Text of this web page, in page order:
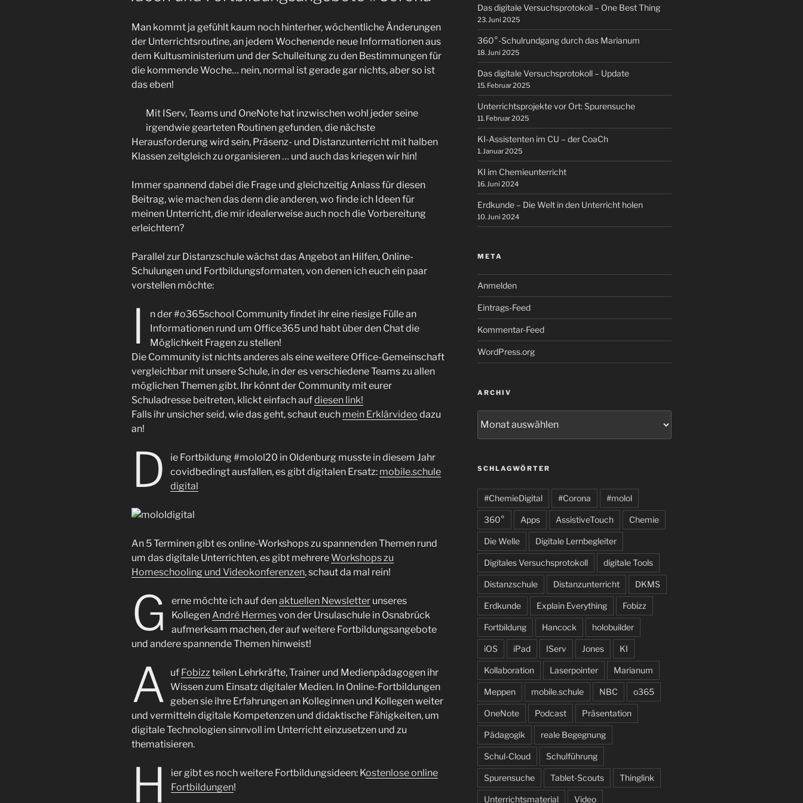
Man kommt ja gefühlt kaum noch hinterher, wöchentliche Änderungen
der Unterrichtsroutine, an jedem Wochenende neue Informationen aus
dem Kultusministerium und der Schulleitung zu den Bestimmungen für
die kommende Woche… nein, normal ist gerade gar nichts, aber so ist
das eben!
Mit IServ, Teams und OneNote hat inzwischen wohl jeder seine
irgendwie gearteten Routinen gefunden, die nächste
Herausforderung wird sein, Präsenz- und Distanzunterricht mit halben
Klassen zeitgleich zu organisieren … und auch das kriegen wir hin!
Immer spannend dabei die Frage und gleichzeitig Anlass für diesen
Beitrag, wie machen das denn die anderen, wo finde ich Ideen für
meinen Unterricht, die mir idealerweise auch noch die Vorbereitung
erleichtern?
Parallel zur Distanzschule wächst das Angebot an Hilfen, Online-
Schulungen und Fortbildungsformaten, von denen ich euch ein paar
vorstellen möchte:
I
n der #o365school Community findet ihr eine riesige Fülle an
Informationen rund um Office365 und habt über den Chat die
Möglichkeit Fragen zu stellen!
Die Community ist nichts anderes als eine weitere Office-Gemeinschaft
vergleichbar mit unsere Schule, in der es verschiedene Teams zu allen
möglichen Themen gibt. Ihr könnt der Community mit eurer
Schuladresse beitreten, klickt einfach aufdiesen link!
Falls ihr unsicher seid, wie das geht, schaut euch mein Erklärvideo dazu
an!
D
ie Fortbildung #molol20 in Oldenburg musste in diesem Jahr
covidbedingt ausfallen, es gibt digitalen Ersatz: mobile.schule
digital
An 5 Terminen gibt es online-Workshops zu spannenden Themen rund
um das digitale Unterrichten, es gibt mehrereWorkshops zu
Homeschooling und Videokonferenzen, schaut da mal rein!
G erne möchte ich auf denaktuellen Newsletter unseres
Kollegen André Hermesvon der Ursulaschule in Osnabrück
aufmerksam machen, der auf weitere Fortbildungsangebote
und andere spannende Themen hinweist!
A uf Fobizz teilen Lehrkräfte, Trainer und Medienpädagogen ihr
Wissen zum Einsatz digitaler Medien. In Online-Fortbildungen
geben sie ihre Erfahrungen an Kolleginnen und Kollegen weiter
und vermitteln digitale Kompetenzen und didaktische Fähigkeiten, um
digitale Technologien sinnvoll im Unterricht einzusetzen und zu
thematisieren.
H ier gibt es noch weitere Fortbildungsideen: Kostenlose online
Fortbildungen!
Das digitale Versuchsprotokoll – One Best Thing
23. Juni 2025
360°-Schulrundgang durch das Marianum
18. Juni 2025
Das digitale Versuchsprotokoll – Update
15. Februar 2025
Unterrichtsprojekte vor Ort: Spurensuche
11. Februar 2025
KI-Assistenten im CU – der CoaCh
1. Januar 2025
KI im Chemieunterricht
16. Juni 2024
Erdkunde – Die Welt in den Unterricht holen
10. Juni 2024
META
Anmelden
Eintrags-Feed
Kommentar-Feed
WordPress.org
ARCHIV
SCHLAGWÖRTER
#ChemieDigital #Corona #molol
360° Apps AssistiveTouch Chemie
Die Welle Digitale Lernbegleiter
Digitales Versuchsprotokoll digitale Tools
Distanzschule Distanzunterricht DKMS
Erdkunde Explain Everything Fobizz
Fortbildung Hancock holobuilder
iOS iPad IServ Jones KI
Kollaboration Laserpointer Marianum
Meppen mobile.schule NBC o365
OneNote Podcast Präsentation
Pädagogik reale Begegnung
Schul-Cloud Schulführung
Spurensuche Tablet-Scouts Thinglink
Unterrichtsmaterial Video